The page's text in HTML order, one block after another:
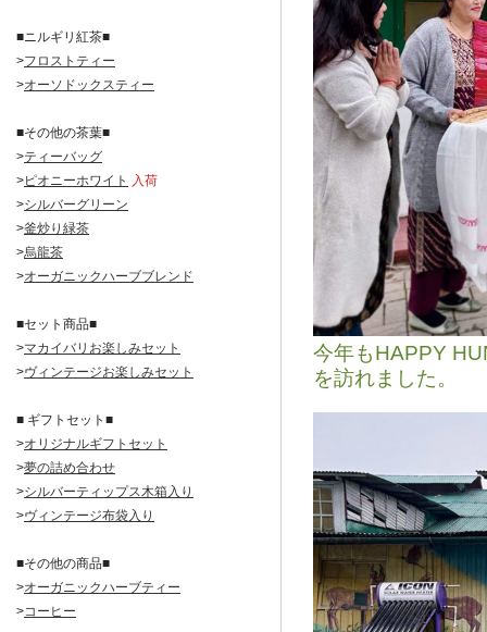
■ニルギリ紅茶■
>フロストティー
>オーソドックスティー
■その他の茶葉■
>ティーバッグ
>ピオニーホワイト 入荷
>シルバーグリーン
>釜炒り緑茶
>烏龍茶
>オーガニックハーブブレンド
■セット商品■
>マカイバリお楽しみセット
>ヴィンテージお楽しみセット
■ ギフトセット■
>オリジナルギフトセット
>夢の詰め合わせ
>シルバーティップス木箱入り
>ヴィンテージ布袋入り
■その他の商品■
>オーガニックハーブティー
>コーヒー
今年もHAPPY
を訪れました。